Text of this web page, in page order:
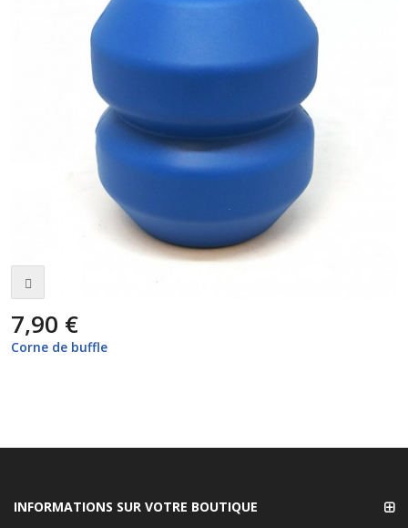
7,90 €
Corne de buffle
INFORMATIONS SUR VOTRE BOUTIQUE